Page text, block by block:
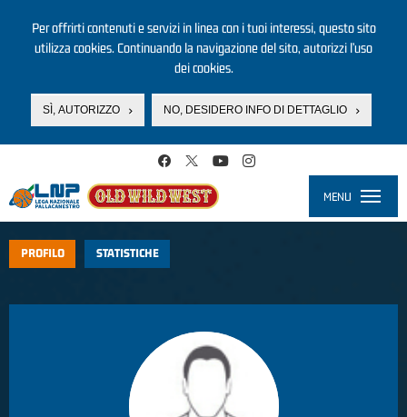
Per offrirti contenuti e servizi in linea con i tuoi interessi, questo sito
utilizza cookies. Continuando la navigazione del sito, autorizzi l’uso
dei cookies.
SÌ, AUTORIZZO NO, DESIDERO INFO DI DETTAGLIO
MENU
PROFILO STATISTICHE